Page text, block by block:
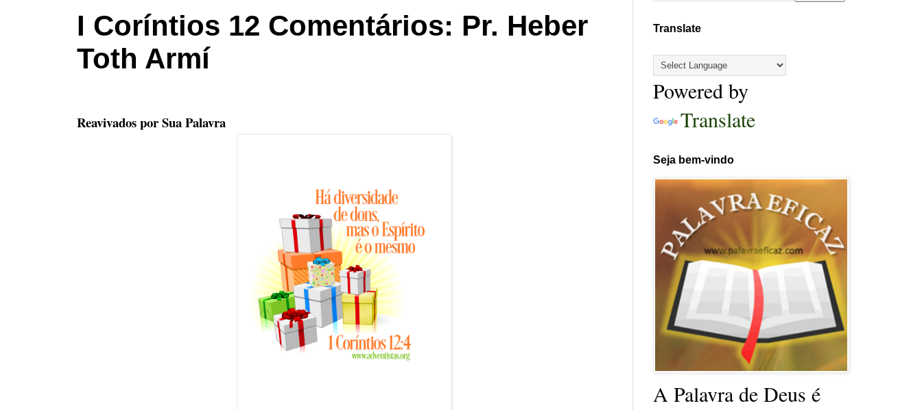
I Coríntios 12 Comentários: Pr. Heber
Toth Armí
Reavivados por Sua Palavra
Translate
Powered by
Translate
Seja bem-vindo
A Palavra de Deus é